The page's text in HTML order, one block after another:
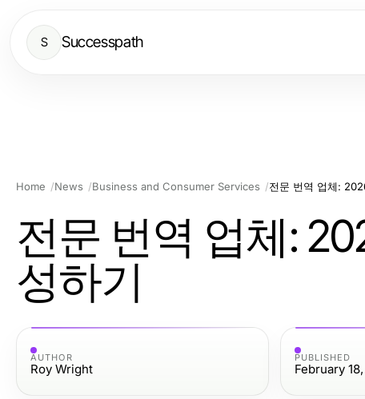
S Successpath
Home News Business and Consumer Services 전문 번역 업체:
전문 번역 업체:
성하기
AUTHOR
Roy Wright
PUBLISHED
February